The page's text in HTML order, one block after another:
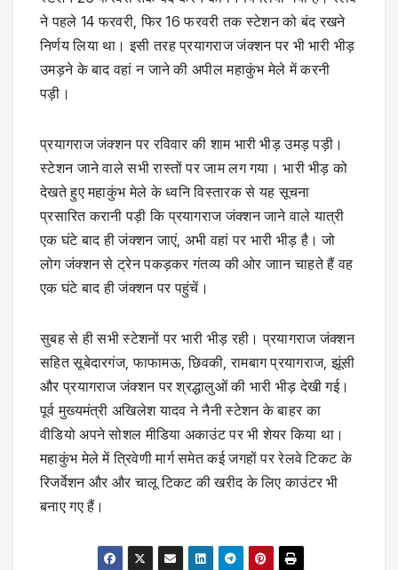
ने पहले 14 फरवरी, फिर 16 फरवरी तक स्टेशन को बंद रखने
निर्णय लिया था। इसी तरह प्रयागराज जंक्शन पर भी भारी भीड़
उमड़ने के बाद वहां न जाने की अपील महाकुंभ मेले में करनी
पड़ी।
प्रयागराज जंक्शन पर रविवार की शाम भारी भीड़ उमड़ पड़ी।
स्टेशन जाने वाले सभी रास्तों पर जाम लग गया। भारी भीड़ को
देखते हुए महाकुंभ मेले के ध्वनि विस्तारक से यह सूचना
प्रसारित करानी पड़ी कि प्रयागराज जंक्शन जाने वाले यात्री
एक घंटे बाद ही जंक्शन जाएं, अभी वहां पर भारी भीड़ है। जो
लोग जंक्शन से ट्रेन पकड़कर गंतव्य की ओर जाान चाहते हैं वह
एक घंटे बाद ही जंक्शन पर पहुंचें।
सुबह से ही सभी स्टेशनों पर भारी भीड़ रही। प्रयागराज जंक्शन
सहित सूबेदारगंज, फाफामऊ, छिवकी, रामबाग प्रयागराज, झूंसी
और प्रयागराज जंक्शन पर श्रद्धालुओं की भारी भीड़ देखी गई।
पूर्व मुख्यमंत्री अखिलेश यादव ने नैनी स्टेशन के बाहर का
वीडियो अपने सोशल मीडिया अकाउंट पर भी शेयर किया था।
महाकुंभ मेले में त्रिवेणी मार्ग समेत कई जगहों पर रेलवे टिकट के
रिजर्वेशन और और चालू टिकट की खरीद के लिए काउंटर भी
बनाए गए हैं।